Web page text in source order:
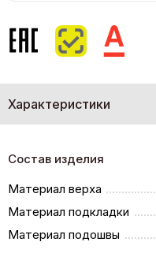
Характеристики
Состав изделия
Материал верха
Материал подкладки
Материал подошвы